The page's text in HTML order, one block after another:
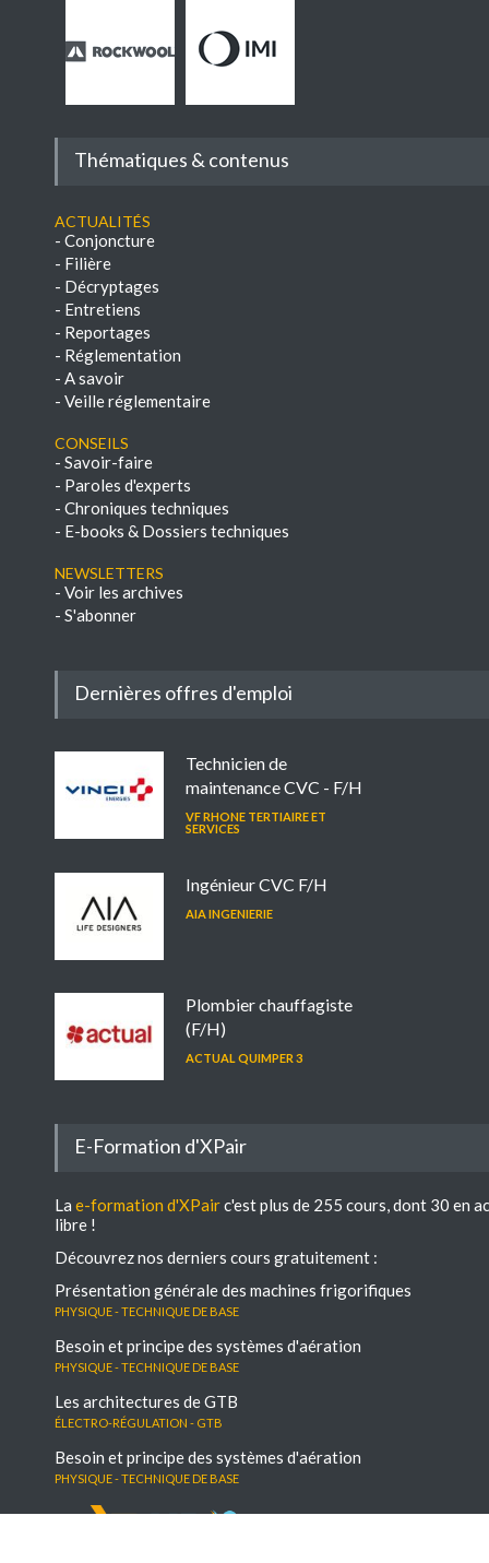
Thématiques & contenus
Actualités
- Conjoncture
- Filière
- Décryptages
- Entretiens
- Reportages
- Réglementation
- A savoir
- Veille réglementaire
Conseils
- Savoir-faire
- Paroles d'experts
- Chroniques techniques
- E-books & Dossiers techniques
NEWSLETTERS
- Voir les archives
- S'abonner
Dernières offres d'emploi
Technicien de
maintenance CVC - F/H
VF RHONE TERTIAIRE ET
SERVICES
Ingénieur CVC F/H
AIA INGENIERIE
Plombier chauffagiste
(F/H)
ACTUAL QUIMPER 3
E-Formation d'XPair
La e-formation d'XPairc'est plus de 255 cours, dont 30 en
libre !
Découvrez nos derniers cours gratuitement :
Présentation générale des machines frigorifiques
Physique - Technique de base
Besoin et principe des systèmes d'aération
Physique - Technique de base
Les architectures de GTB
électro-régulation - GTB
Besoin et principe des systèmes d'aération
Physique - Technique de base